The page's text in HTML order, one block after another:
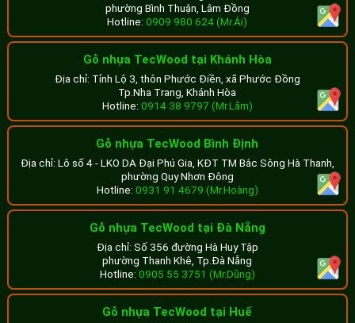
phẩm giá rẻ sẽ có thời hạn bảo hành ngắn hơn, quy trình
rườm rà, mất nhiều thời gian gây khó khăn cho khách hàng.
Chính vì thế, khách hàng nên cân nhắc khi lựa chọn vật liệu
ngoài trời giá rẻ trên thị trường để tránh những rắc rối về
sau.
Liên hệ xem mẫu và đặt mua lam gỗ nhựa
Công ty TNHH XD TTNT Kiến Tâm
Địa chỉ: 18B Nam Quốc Cang, P. Bến Thành, Tp.HCM
Hotline: 0929.505.339
phường Bình Thuận, Lâm Đồng
Hotline:0909 980 624 (Mr.Ái)
Gỗ nhựa TecWood tại Khánh Hòa
Địa chỉ: Tỉnh Lộ 3, thôn Phước Điền, xã Phước Đồng
Tp.Nha Trang, Khánh Hòa
Hotline: 0914 38 9797 (Mr.Lãm)
Gỗ nhựa TecWood Bình Định
Địa chỉ: Lô số 4 - LKO DA Đại Phú Gia, KĐT TM Bắc Sông Hà Thanh,
phường Quy Nhơn Đông
Hotline: 0931 91 4679 (Mr.Hoàng)
Gỗ nhựa TecWood tại Đà Nẵng
Địa chỉ: Số 356 đường Hà Huy Tập
phường Thanh Khê, Tp.Đà Nẵng
Hotline: 0905 55 3751 (Mr.Dũng)
Gỗ nhựa TecWood tại Huế